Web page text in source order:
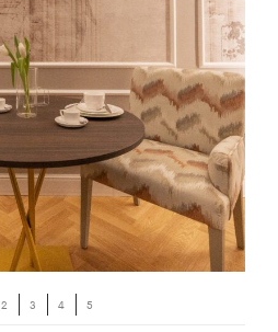
2 3 4 5